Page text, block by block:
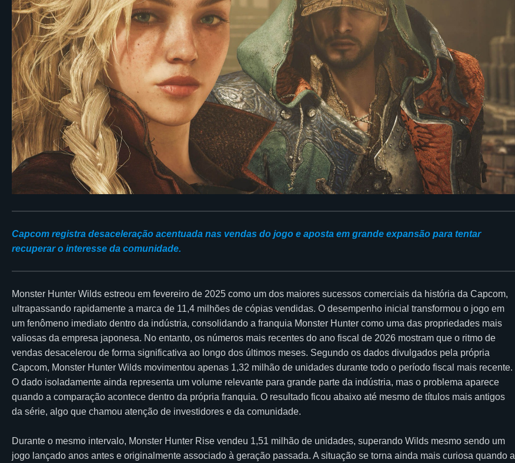
Capcom registra desaceleração acentuada nas vendas do jogo e aposta em grande expansão para tentar
recuperar o interesse da comunidade.
Monster Hunter Wilds estreou em fevereiro de 2025 como um dos maiores sucessos comerciais da história da Capcom,
ultrapassando rapidamente a marca de 11,4 milhões de cópias vendidas. O desempenho inicial transformou o jogo em
um fenômeno imediato dentro da indústria, consolidando a franquia Monster Hunter como uma das propriedades mais
valiosas da empresa japonesa. No entanto, os números mais recentes do ano fiscal de 2026 mostram que o ritmo de
vendas desacelerou de forma significativa ao longo dos últimos meses. Segundo os dados divulgados pela própria
Capcom, Monster Hunter Wilds movimentou apenas 1,32 milhão de unidades durante todo o período fiscal mais recente.
O dado isoladamente ainda representa um volume relevante para grande parte da indústria, mas o problema aparece
quando a comparação acontece dentro da própria franquia. O resultado ficou abaixo até mesmo de títulos mais antigos
da série, algo que chamou atenção de investidores e da comunidade.
Durante o mesmo intervalo, Monster Hunter Rise vendeu 1,51 milhão de unidades, superando Wilds mesmo sendo um
jogo lançado anos antes e originalmente associado à geração passada. A situação se torna ainda mais curiosa quando a